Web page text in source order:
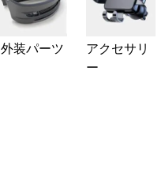
外装パーツ
アクセサリ
ー